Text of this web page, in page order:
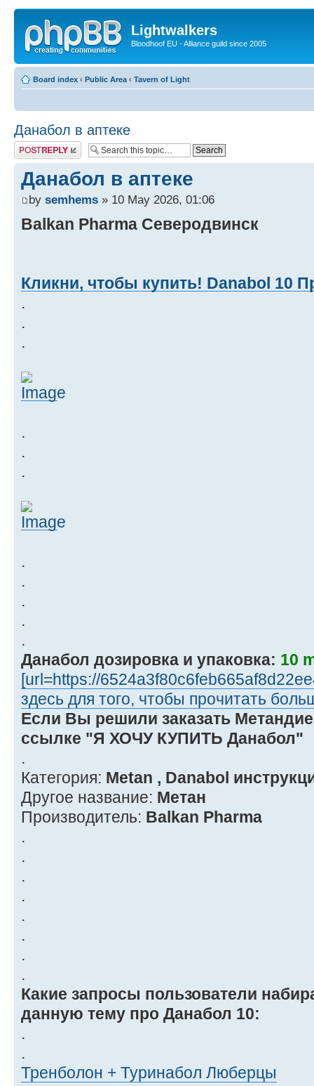
Lightwalkers
Bloodhoof EU - Alliance guild since 2005
Board index ‹ Public Area ‹ Tavern of Light
Данабол в аптеке
Post a reply
Данабол в аптеке
by semhems » 10 May 2026, 01:06
Balkan Pharma Северодвинск
Кликни, чтобы купить! Danabol 10
.
.
.
.
.
.
.
.
.
.
.
Данабол дозировка и упаковка: 10
[url=https://
здесь для того, чтобы прочитать
Если Вы решили заказать
ссылке "Я ХОЧУ КУПИТЬ Данабол"
.
Категория: Metan , Danabol
Другое название: Метан
Производитель: Balkan Pharma
.
.
.
.
.
.
.
.
Какие запросы пользователи
данную тему про Данабол 10:
.
.
Тренболон + Туринабол Люберцы